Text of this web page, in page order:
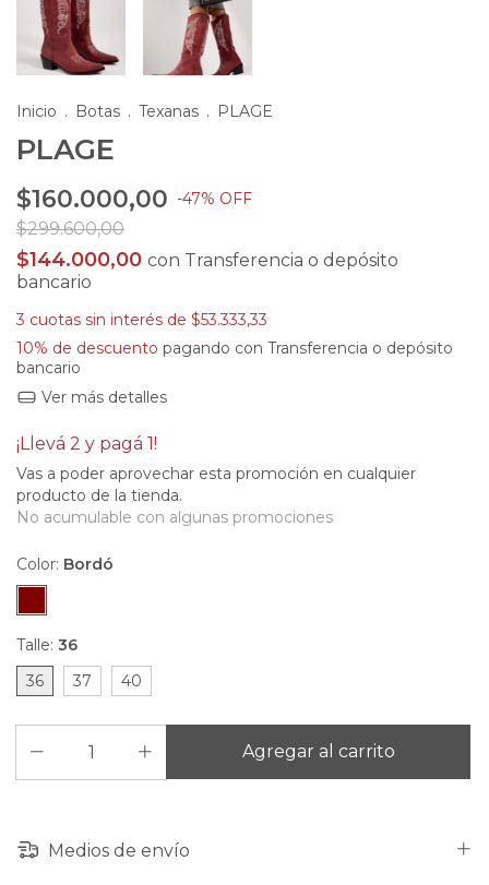
Inicio . Botas . Texanas . PLAGE
PLAGE
$160.000,00 -47% OFF
$299.600,00
$144.000,00 con Transferencia o depósito
bancario
3 cuotas sin interés de $53.333,33
10% de descuento pagando con Transferencia o depósito
bancario
Ver más detalles
¡Llevá 2 y pagá 1!
Vas a poder aprovechar esta promoción en cualquier
producto de la tienda.
No acumulable con algunas promociones
Color: Bordó
Talle: 36
36
37 40
Medios de envío